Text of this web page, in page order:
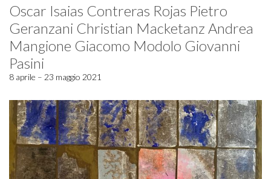
Oscar Isaias Contreras Rojas Pietro
Geranzani Christian Macketanz Andrea
Mangione Giacomo Modolo Giovanni
Pasini
8 aprile – 23 maggio 2021